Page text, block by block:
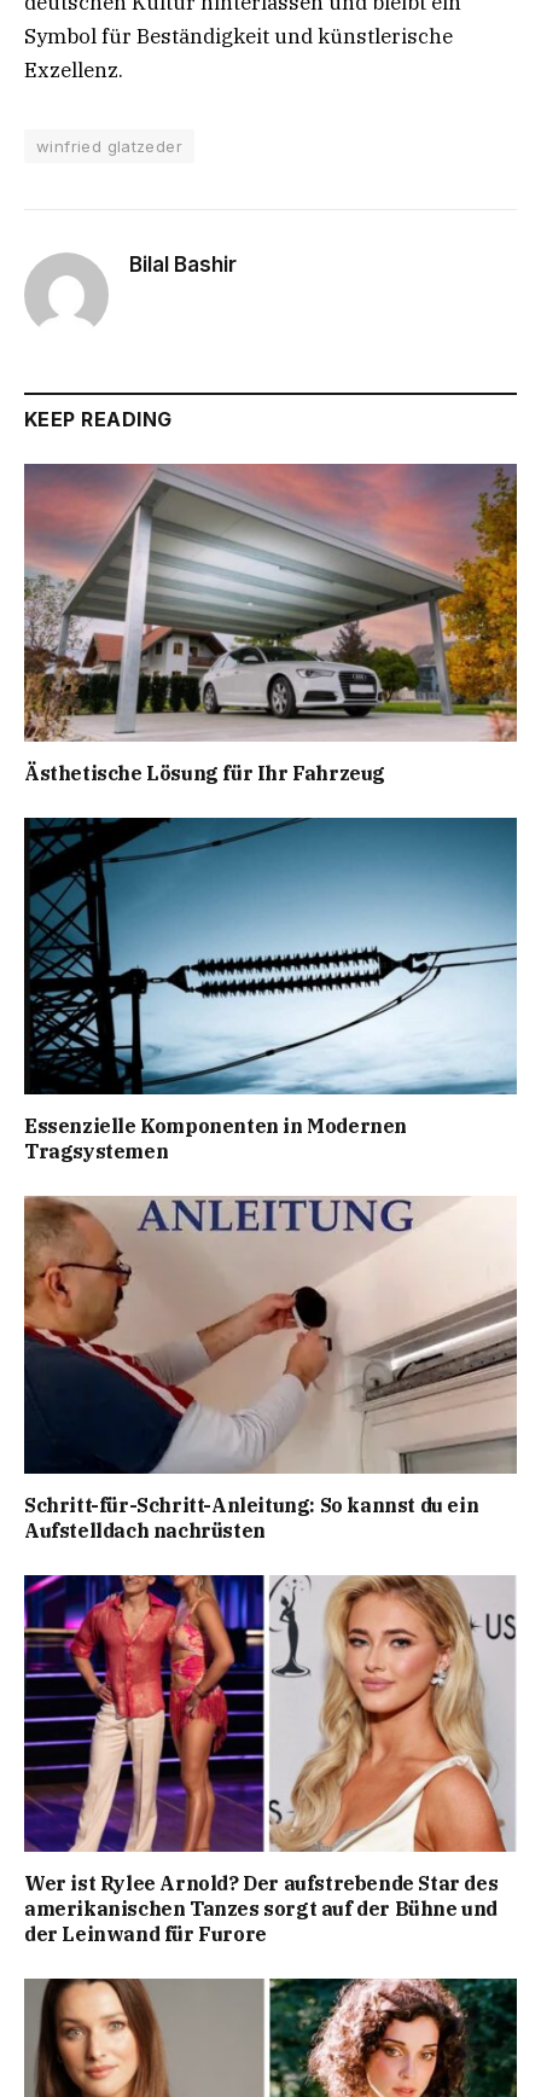
Symbol für Beständigkeit und künstlerische
Exzellenz.
winfried glatzeder
Bilal Bashir
KEEP READING
Ästhetische Lösung für Ihr Fahrzeug
Essenzielle Komponenten in Modernen
Tragsystemen
Schritt-für-Schritt-Anleitung: So kannst du ein
Aufstelldach nachrüsten
Wer ist Rylee Arnold? Der aufstrebende Star des
amerikanischen Tanzes sorgt auf der Bühne und
der Leinwand für Furore